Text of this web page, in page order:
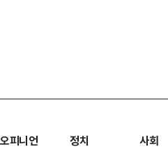
오피니언 정치 사회